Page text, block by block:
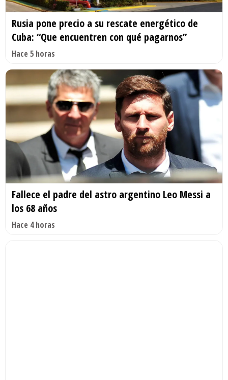
Rusia pone precio a su rescate energético de
Cuba: “Que encuentren con qué pagarnos”
Hace 5 horas
Fallece el padre del astro argentino Leo Messi a
los 68 años
Hace 4 horas